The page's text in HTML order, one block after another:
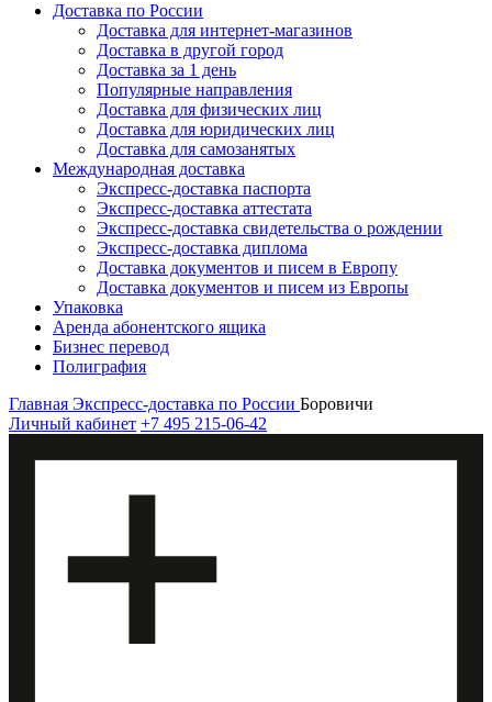
Доставка по России
Доставка для интернет-магазинов
Доставка в другой город
Доставка за 1 день
Популярные направления
Доставка для физических лиц
Доставка для юридических лиц
Доставка для самозанятых
Международная доставка
Экспресс-доставка паспорта
Экспресс-доставка аттестата
Экспресс-доставка свидетельства о рождении
Экспресс-доставка диплома
Доставка документов и писем в Европу
Доставка документов и писем из Европы
Упаковка
Аренда абонентского ящика
Бизнес перевод
Полиграфия
Главная Экспресс-доставка по России Боровичи
Личный кабинет +7 495 215-06-42